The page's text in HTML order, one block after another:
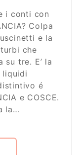
i conti con
Colpa
e la
che
su tre. E’ la
liquidi
é
e COSCE.
la…